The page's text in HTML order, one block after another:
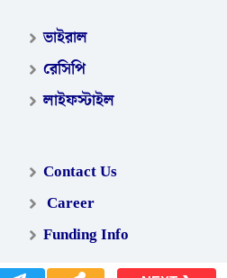
ভাইরাল
রেসিপি
লাইফস্টাইল
Contact Us
Career
Funding Info